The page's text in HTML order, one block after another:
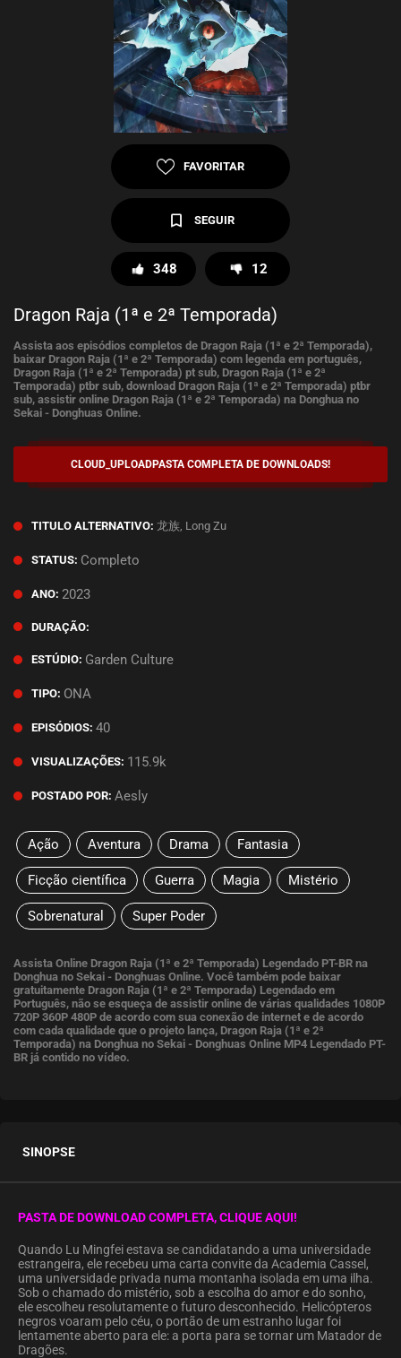
FAVORITAR
SEGUIR
348 12
Dragon Raja (1ª e 2ª Temporada)
Assista aos episódios completos de Dragon Raja (1ª e 2ª Temporada),
baixar Dragon Raja (1ª e 2ª Temporada) com legenda em português,
Dragon Raja (1ª e 2ª Temporada) pt sub, Dragon Raja (1ª e 2ª
Temporada) ptbr sub, download Dragon Raja (1ª e 2ª Temporada) ptbr
sub, assistir online Dragon Raja (1ª e 2ª Temporada) na Donghua no
Sekai - Donghuas Online.
CLOUD_UPLOADPASTA COMPLETA DE DOWNLOADS!
TITULO ALTERNATIVO: 龙族, Long Zu
STATUS: Completo
ANO: 2023
DURAÇÃO:
ESTÚDIO: Garden Culture
TIPO: ONA
EPISÓDIOS: 40
VISUALIZAÇÕES: 115.9k
POSTADO POR: Aesly
Ação Aventura Drama Fantasia
Ficção científica Guerra Magia Mistério
Sobrenatural Super Poder
Assista Online Dragon Raja (1ª e 2ª Temporada) Legendado PT-BR na
Donghua no Sekai - Donghuas Online. Você também pode baixar
gratuitamente Dragon Raja (1ª e 2ª Temporada) Legendado em
Português, não se esqueça de assistir online de várias qualidades 1080P
720P 360P 480P de acordo com sua conexão de internet e de acordo
com cada qualidade que o projeto lança, Dragon Raja (1ª e 2ª
Temporada) na Donghua no Sekai - Donghuas Online MP4 Legendado PT-
BR já contido no vídeo.
SINOPSE
PASTA DE DOWNLOAD COMPLETA, CLIQUE AQUI!
Quando Lu Mingfei estava se candidatando a uma universidade
estrangeira, ele recebeu uma carta convite da Academia Cassel,
uma universidade privada numa montanha isolada em uma ilha.
Sob o chamado do mistério, sob a escolha do amor e do sonho,
ele escolheu resolutamente o futuro desconhecido. Helicópteros
negros voaram pelo céu, o portão de um estranho lugar foi
lentamente aberto para ele: a porta para se tornar um Matador de
Dragões.